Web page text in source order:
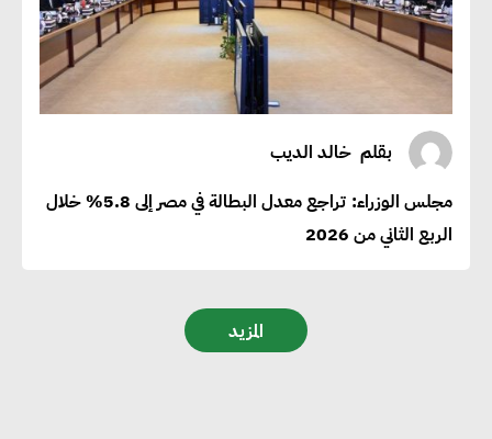
بقلم خالد الديب
مجلس الوزراء: تراجع معدل البطالة في مصر إلى 5.8% خلال
الربع الثاني من 2026
المزيد